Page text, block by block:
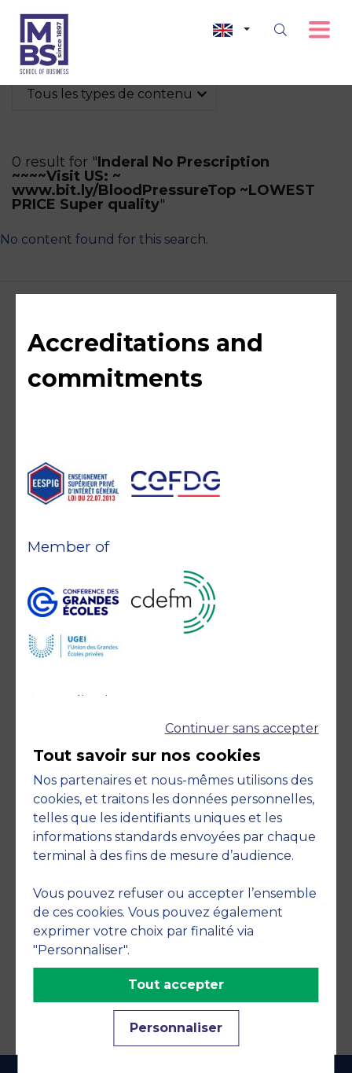
Tous les types de contenu
0 result for "Inderal No Prescription
~~~~Visit US: ~
www.bit.ly/BloodPressureTop ~LOWEST
PRICE Super quality"
No content found for this search.
Accreditations and
commitments
Accreditations
Member of
Engagements
Continuer sans accepter
Tout savoir sur nos cookies
Nos partenaires et nous-mêmes utilisons des
cookies, et traitons les données personnelles,
telles que les identifiants uniques et les
informations standards envoyées par chaque
terminal à des fins de mesure d’audience.
Vous pouvez refuser ou accepter l’ensemble
de ces cookies. Vous pouvez également
exprimer votre choix par finalité via
"Personnaliser".
Personnaliser
Tout accepter